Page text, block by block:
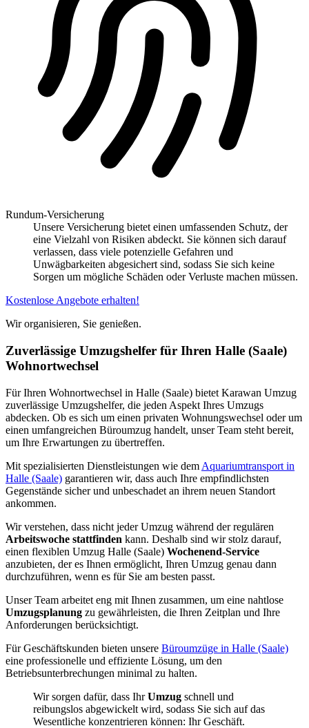
Rundum-Versicherung
Unsere Versicherung bietet einen umfassenden Schutz, der
eine Vielzahl von Risiken abdeckt. Sie können sich darauf
verlassen, dass viele potenzielle Gefahren und
Unwägbarkeiten abgesichert sind, sodass Sie sich keine
Sorgen um mögliche Schäden oder Verluste machen müssen.
Kostenlose Angebote erhalten!
Wir organisieren, Sie genießen.
Zuverlässige Umzugshelfer für Ihren Halle (Saale)
Wohnortwechsel
Für Ihren Wohnortwechsel in Halle (Saale) bietet Karawan Umzug
zuverlässige Umzugshelfer, die jeden Aspekt Ihres Umzugs
abdecken. Ob es sich um einen privaten Wohnungswechsel oder um
einen umfangreichen Büroumzug handelt, unser Team steht bereit,
um Ihre Erwartungen zu übertreffen.
Mit spezialisierten Dienstleistungen wie dem Aquariumtransport in
Halle (Saale) garantieren wir, dass auch Ihre empfindlichsten
Gegenstände sicher und unbeschadet an ihrem neuen Standort
ankommen.
Wir verstehen, dass nicht jeder Umzug während der regulären
Arbeitswoche stattfinden kann. Deshalb sind wir stolz darauf,
einen flexiblen Umzug Halle (Saale) Wochenend-Service
anzubieten, der es Ihnen ermöglicht, Ihren Umzug genau dann
durchzuführen, wenn es für Sie am besten passt.
Unser Team arbeitet eng mit Ihnen zusammen, um eine nahtlose
Umzugsplanung zu gewährleisten, die Ihren Zeitplan und Ihre
Anforderungen berücksichtigt.
Für Geschäftskunden bieten unsere Büroumzüge in Halle (Saale)
eine professionelle und effiziente Lösung, um den
Betriebsunterbrechungen minimal zu halten.
Wir sorgen dafür, dass IhrUmzug schnell und
reibungslos abgewickelt wird, sodass Sie sich auf das
Wesentliche konzentrieren können: Ihr Geschäft.